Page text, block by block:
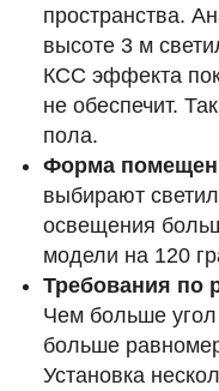
пространства.
высоте 3 м
КСС эффекта
не обеспечит.
пола.
Форма
выбирают
освещения
модели на 120
Требования по
Чем больше угол
больше
Установка